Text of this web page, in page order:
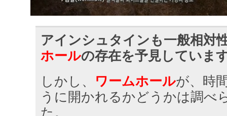
アインシュタインも一般相対
ホールの存在を予見していま
しかし、 ワームホールが、時
うに開かれるかどうかは調べ
た。